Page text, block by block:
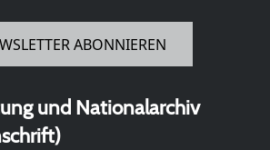
ABONNIEREN
und Nationalarchiv